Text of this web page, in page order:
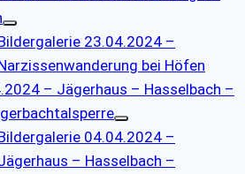
23.04.2024 –
bei Höfen
– Jägerhaus – Hasselbach –
04.04.2024 –
– Hasselbach –